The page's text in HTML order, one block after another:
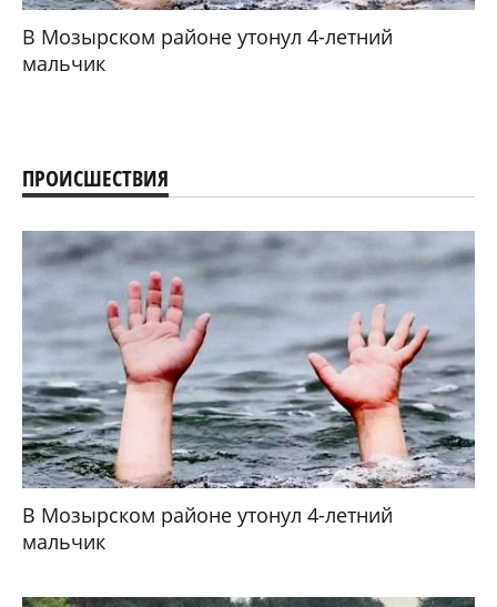
В Мозырском районе утонул 4-летний
мальчик
ПРОИСШЕСТВИЯ
В Мозырском районе утонул 4-летний
мальчик